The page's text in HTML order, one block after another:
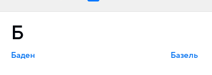
Б
Баден Базель